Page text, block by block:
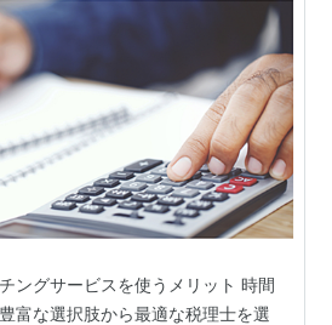
ングサービスを使うメリット 時間
富な選択肢から最適な税理士を選